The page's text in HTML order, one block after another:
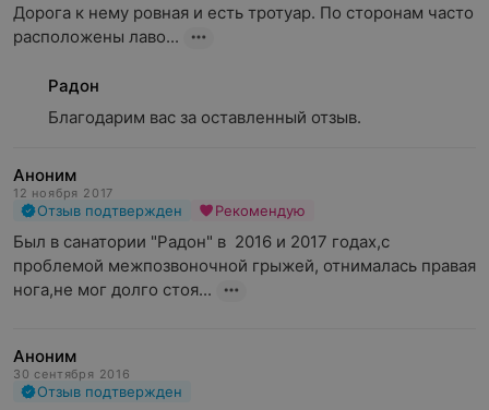
Дорога к нему ровная и есть тротуар. По сторонам часто
расположены лаво...
Радон
Благодарим вас за оставленный отзыв.
Аноним
12 ноября 2017
Отзыв подтвержден Рекомендую
Был в санатории "Радон" в  2016 и 2017 годах,с
проблемой межпозвоночной грыжей, отнималась правая
нога,не мог долго стоя...
Аноним
30 сентября 2016
Отзыв подтвержден